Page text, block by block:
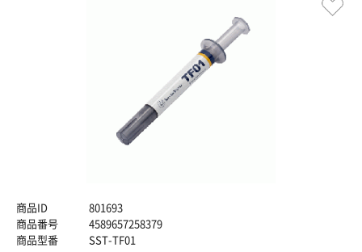
商品ID
801693
商品番号
4589657258379
商品型番
SST-TF01